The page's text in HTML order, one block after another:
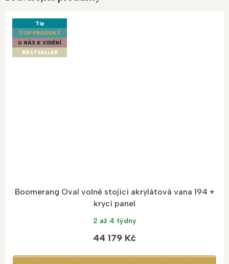
Tip
TOP PRODUKT
U NÁS K VIDĚNÍ
BESTSELLER
Boomerang Oval volně stojící akrylátová vana 194 +
krycí panel
2 až 4 týdny
44 179 Kč